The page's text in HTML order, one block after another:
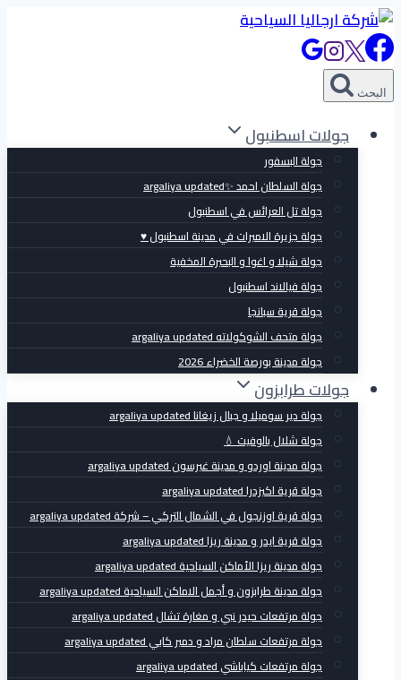
التجاوز
إلى
المحتوى
البحث
جولات اسطنبول
جولة البسفور
جولة السلطان احمد ✨argaliya updated
جولة تل العرائس في اسطنبول
جولة جزيرة الاميرات في مدينة اسطنبول ♥
جولة شيلا و اغوا و البحيرة المخفية
جولة فيالاند اسطنبول
جولة قرية سبانجا
جولة متحف الشوكولاته argaliya updated
جولة مدينة بورصة الخضراء 2026
جولات طرابزون
جولة دير سوميلا و جبال زيغانا argaliya updated
جولة شلال بالوفيت 💧
جولة مدينة اوردو و مدينة غيرسون argaliya updated
جولة قرية اكيزدرا argaliya updated
جولة قرية اوزنجول في الشمال التركي – شركة argaliya updated
جولة قرية ايدر و مدينة ريزا argaliya updated
جولة مدينة ريزا الأماكن السياحية argaliya updated
جولة مدينة طرابزون و أجمل الاماكن السياحية argaliya updated
جولة مرتفعات حيدر نبي و مغارة تشال argaliya updated
جولة مرتفعات سلطان مراد و دمير كابي argaliya updated
جولة مرتفعات كياباشي argaliya updated